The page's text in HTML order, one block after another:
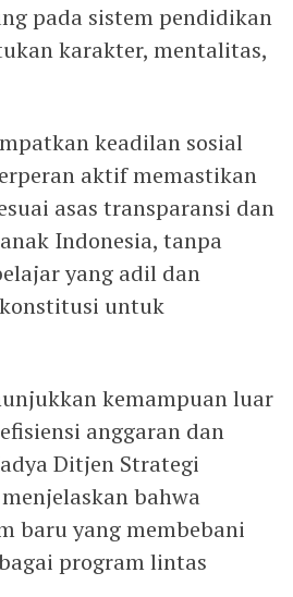
pada sistem pendidikan
karakter, mentalitas,
keadilan sosial
aktif memastikan
asas transparansi dan
Indonesia, tanpa
yang adil dan
untuk
kemampuan luar
anggaran dan
Ditjen Strategi
bahwa
baru yang membebani
program lintas